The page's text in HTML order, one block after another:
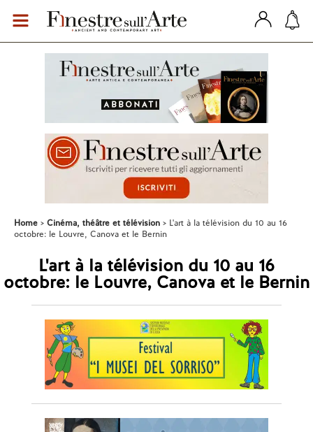
Home Cinéma, théâtre et télévision
L'art à la télévision du 10 au 16
octobre: le Louvre, Canova et le Bernin
L'art à la télévision du 10 au 16
octobre: le Louvre, Canova et le Bernin